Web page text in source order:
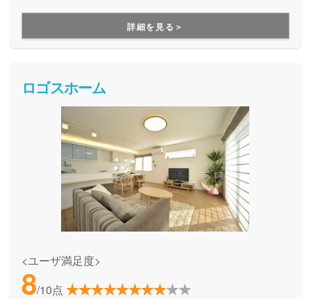
詳細を見る＞
ロゴスホーム
<ユーザ満足度>
8/10点